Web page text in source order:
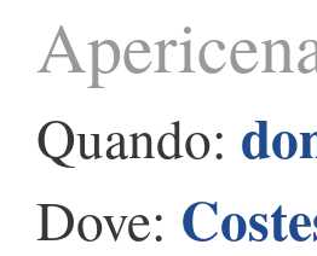
Quando:
Dove: